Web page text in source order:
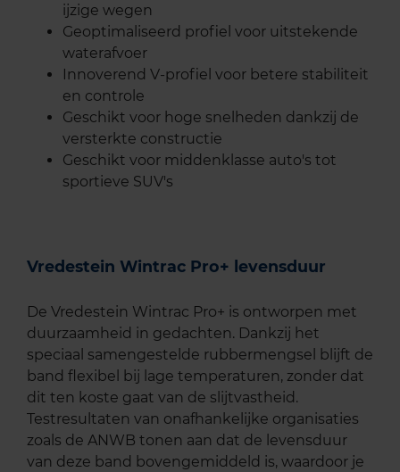
ijzige wegen
Geoptimaliseerd profiel voor uitstekende
waterafvoer
Innoverend V-profiel voor betere stabiliteit
en controle
Geschikt voor hoge snelheden dankzij de
versterkte constructie
Geschikt voor middenklasse auto's tot
sportieve SUV's
Vredestein Wintrac Pro+ levensduur
De Vredestein Wintrac Pro+ is ontworpen met
duurzaamheid in gedachten. Dankzij het
speciaal samengestelde rubbermengsel blijft de
band flexibel bij lage temperaturen, zonder dat
dit ten koste gaat van de slijtvastheid.
Testresultaten van onafhankelijke organisaties
zoals de ANWB tonen aan dat de levensduur
van deze band bovengemiddeld is, waardoor je